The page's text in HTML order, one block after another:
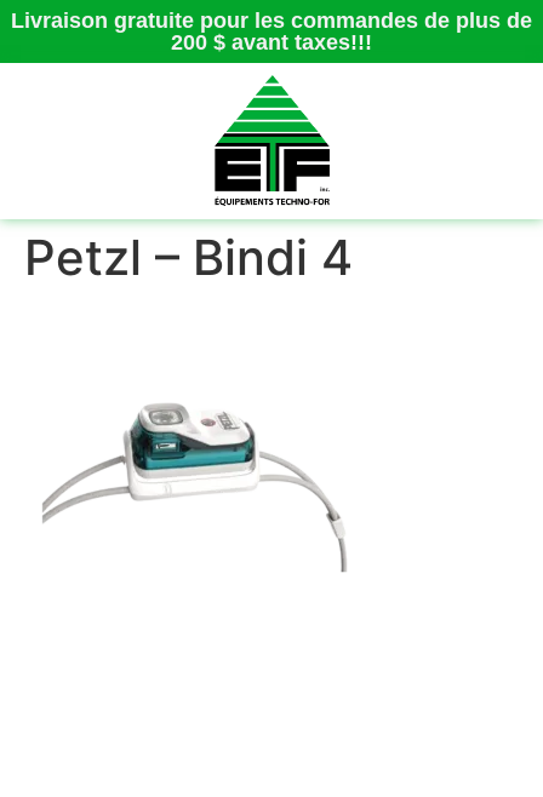
Livraison gratuite pour les commandes de plus de
200 $ avant taxes!!!
Petzl – Bindi 4